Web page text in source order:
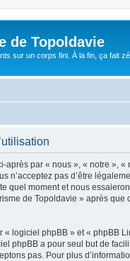
de Topoldavie
sur un corps fini. À la fin, ça fait
par « nous », « notre »,
n’acceptez pas d’être
quel moment et nous
de Topoldavie » après
logiciel phpBB » et « phpBB
phpBB a pour seul but de
pas. Pour plus